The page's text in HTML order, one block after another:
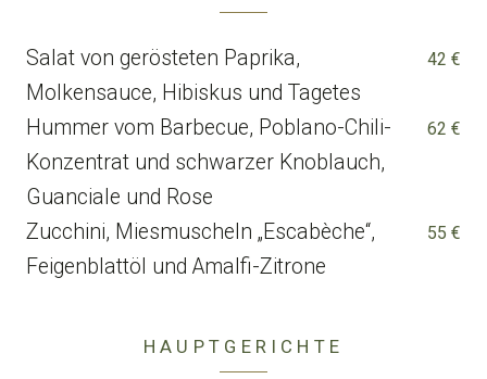
Salat von gerösteten Paprika,
Molkensauce, Hibiskus und Tagetes
42 €
Hummer vom Barbecue, Poblano-Chili-
Konzentrat und schwarzer Knoblauch,
Guanciale und Rose
62 €
Zucchini, Miesmuscheln „Escabèche“,
Feigenblattöl und Amalfi-Zitrone
55 €
HAUPTGERICHTE